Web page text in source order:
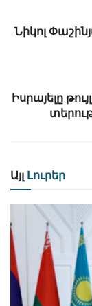
Նիկոլ
Իսրայելը
Այլ Լուրեր